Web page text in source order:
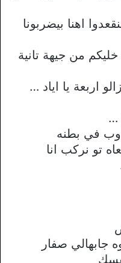
اهنا بيضربونا
من جيهة تانية
اربعة يا اياد …
…
في بطنه
تو نركب انا
جابهالي صفار